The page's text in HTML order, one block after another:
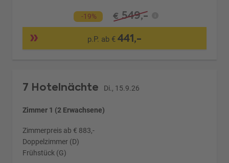
-19% € 549,-
p.P. ab € 441,-
7 Hotelnächte Di., 15.9.26
Zimmer 1 (2 Erwachsene)
Zimmerpreis ab € 883,-
Doppelzimmer (D)
Frühstück (G)